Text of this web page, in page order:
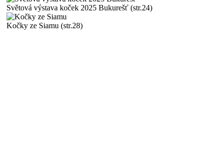
Světová výstava koček 2025 Bukurešť (str.24)
Kočky ze Siamu (str.28)